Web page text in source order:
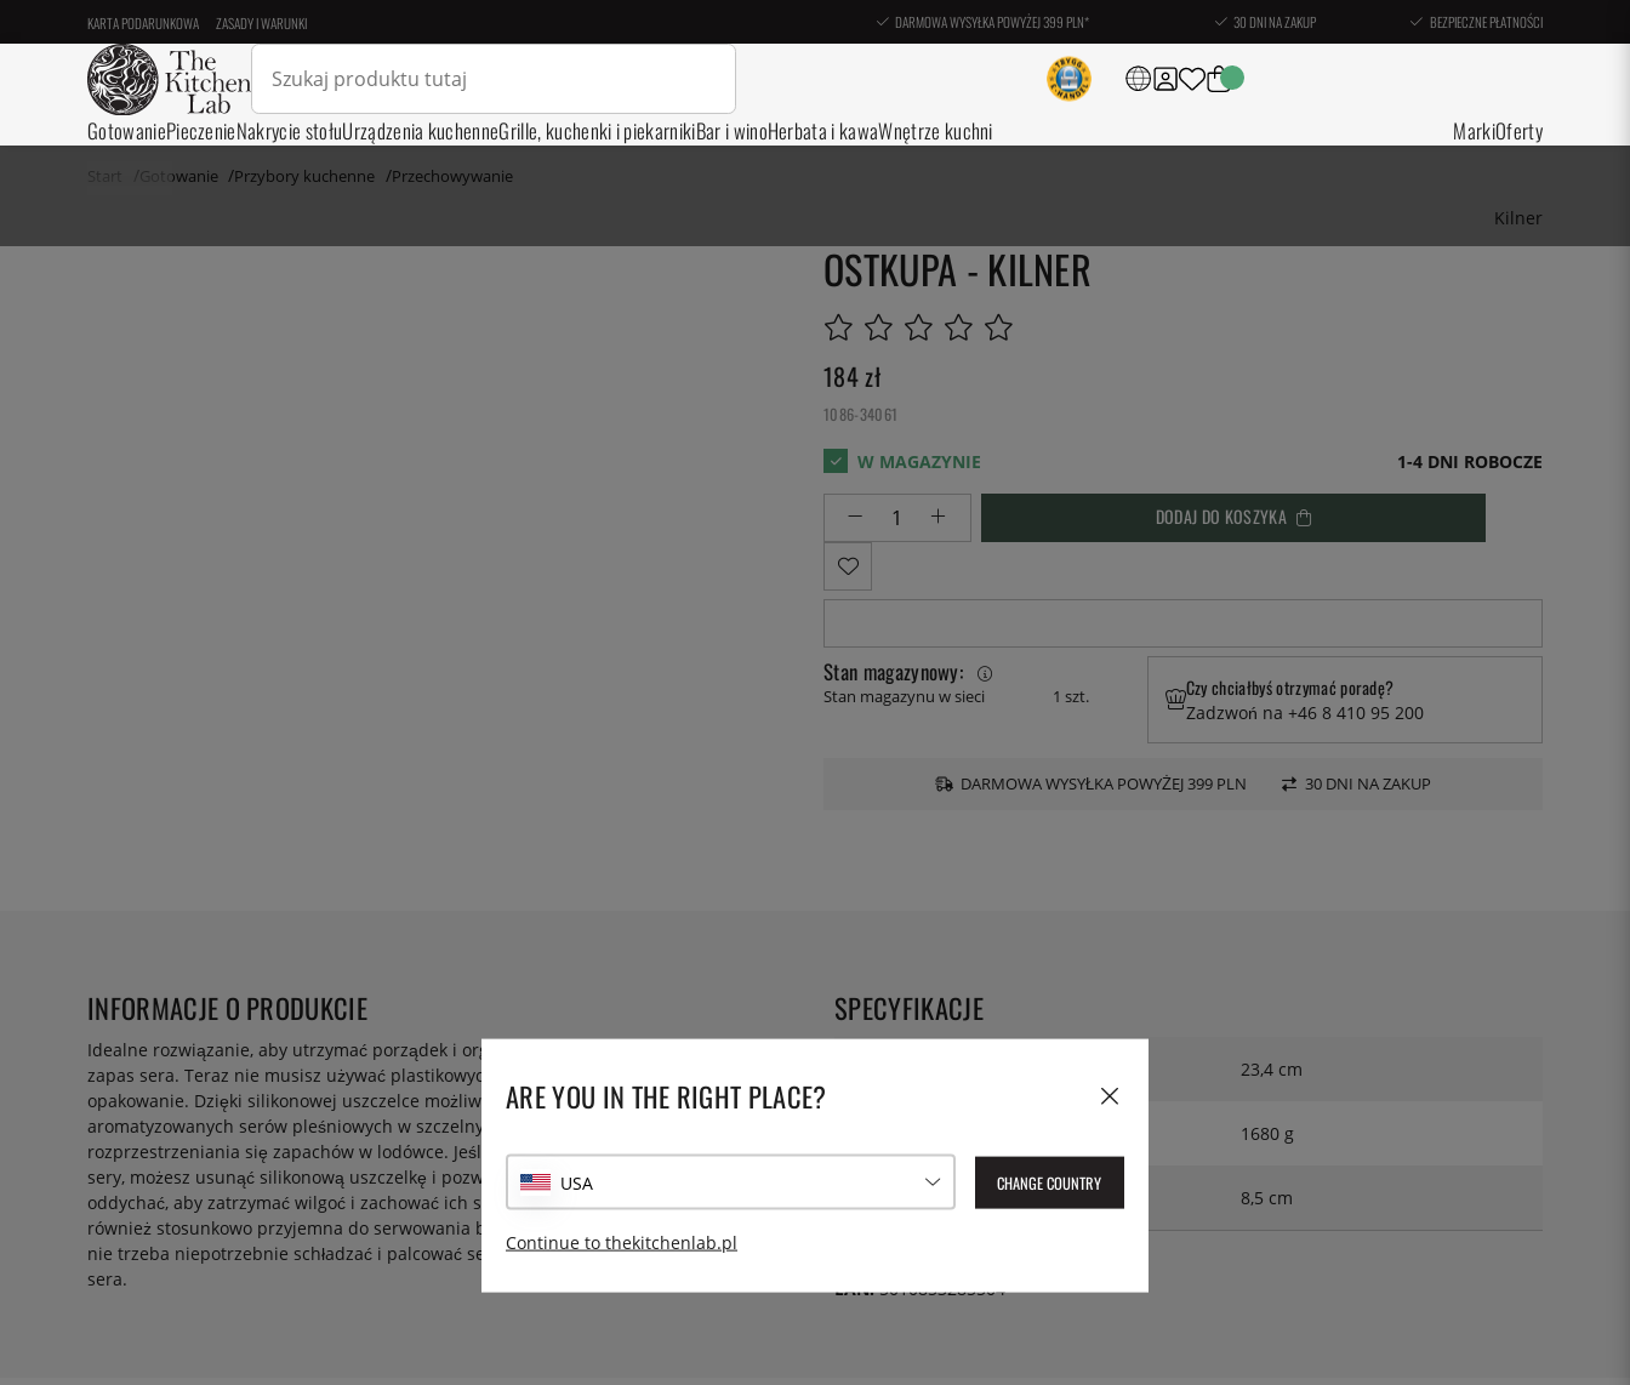
KARTA PODARUNKOWA ZASADY I WARUNKI DARMOWA WYSYŁKA POWYŻEJ 399 PLN* 30 DNI NA ZAKUP BEZPIECZNE PŁATNOŚCI
GotowaniePieczenieNakrycie stołuUrządzenia kuchenneGrille, kuchenki i piekarnikiBar i winoHerbata i kawaWnętrze kuchni MarkiOferty
Start Gotowanie Przybory kuchenne Przechowywanie
Kilner
OSTKUPA - KILNER
184zł
1086-34061
1-4 DNI ROBOCZE
DODAJ DO KOSZYKA
Stan magazynowy:
Stan magazynu w sieci 1 szt. Czy chciałbyś otrzymać poradę?
Zadzwoń na +46 8 410 95 200
DARMOWA WYSYŁKA POWYŻEJ 399 PLN 30 DNI NA ZAKUP
INFORMACJE O PRODUKCIE
Idealne rozwiązanie, aby utrzymać porządek i organizację w lodówce, nawet jeśli masz
zapas sera. Teraz nie musisz używać plastikowych torebek, które dublują oryginalne
opakowanie. Dzięki silikonowej uszczelce możliwe jest przechowywanie mocno
aromatyzowanych serów pleśniowych w szczelnych opakowaniach i uniknięcie
rozprzestrzeniania się zapachów w lodówce. Jeśli preferujesz nieco bardziej waniliowe
sery, możesz usunąć silikonową uszczelkę i pozwolić mniej aromatycznym serom
oddychać, aby zatrzymać wilgoć i zachować ich smak. Ceramiczna podstawa jest
również stosunkowo przyjemna do serwowania bezpośrednio na stole, dzięki czemu
nie trzeba niepotrzebnie schładzać i palcować sera. Zalecane akcesoria: krajalnica do
sera.
SPECYFIKACJE
23,4 cm
1680 g
8,5 cm
EAN:5010853285504
ARE YOU IN THE RIGHT PLACE?
USA CHANGE COUNTRY
Continue to thekitchenlab.pl